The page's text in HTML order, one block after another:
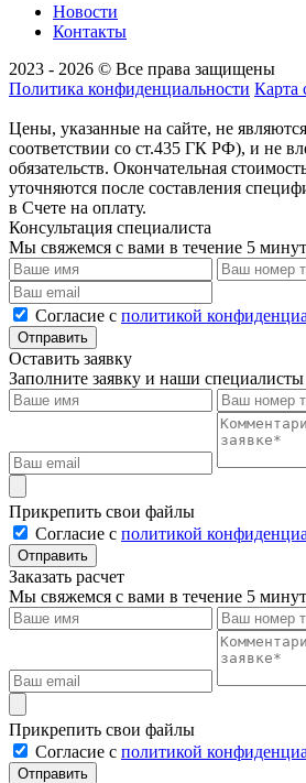
Новости
Контакты
2023 - 2026 © Все права защищены
Политика конфиденциальности Карта
Цены, указанные на сайте, не
соответствии со ст.435 ГК РФ), и не
обязательств. Окончательная
уточняются после составления
в Счете на оплату.
Консультация специалиста
Мы свяжемся с вами в течение 5 минут
Cогласие с политикой
Отправить
Оставить заявку
Заполните заявку и наши
Прикрепить свои файлы
Cогласие с политикой
Отправить
Заказать расчет
Мы свяжемся с вами в течение 5 минут
Прикрепить свои файлы
Cогласие с политикой
Отправить